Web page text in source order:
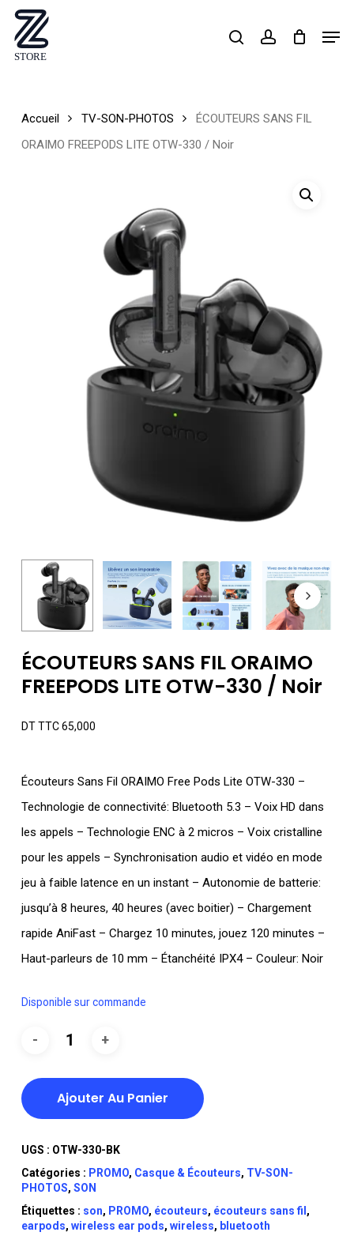
Skip
main
searchaccount
Accueil TV-SON-PHOTOS
ÉCOUTEURS SANS FIL
ORAIMO FREEPODS LITE OTW-330 / Noir
ÉCOUTEURS SANS FIL ORAIMO
FREEPODS LITE OTW-330 / Noir
DT TTC65,000
Écouteurs Sans Fil ORAIMO Free Pods Lite OTW-330 –
Technologie de connectivité: Bluetooth 5.3 – Voix HD dans
les appels – Technologie ENC à 2 micros – Voix cristalline
pour les appels – Synchronisation audio et vidéo en mode
jeu à faible latence en un instant – Autonomie de batterie:
jusqu’à 8 heures, 40 heures (avec boitier) – Chargement
rapide AniFast – Chargez 10 minutes, jouez 120 minutes –
Haut-parleurs de 10 mm – Étanchéité IPX4 – Couleur: Noir
Disponible sur commande
Ajouter Au Panier
UGS : OTW-330-BK
Catégories : PROMO, Casque & Écouteurs, TV-SON-
PHOTOS, SON
Étiquettes : son, PROMO, écouteurs, écouteurs sans fil ,
earpods, wireless ear pods, wireless, bluetooth